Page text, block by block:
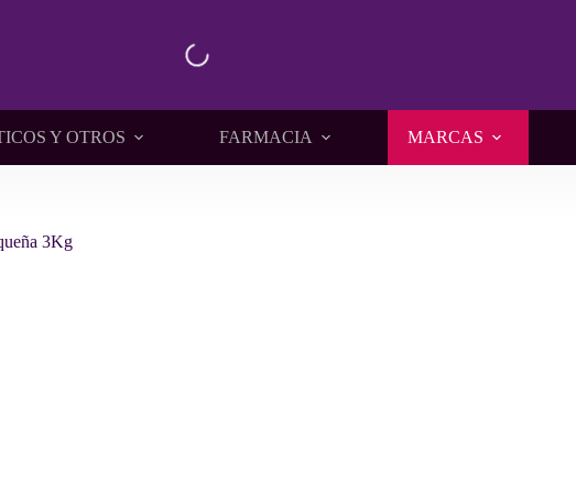
Y OTROS FARMACIA MARCAS
3Kg